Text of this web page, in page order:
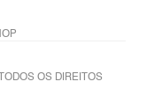
OS DIREITOS